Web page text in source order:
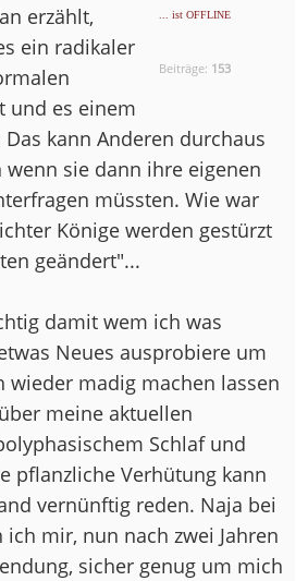
... ist OFFLINE
Beiträge: 153
erzählt,
ein radikaler
und es einem
kann Anderen durchaus
sie dann ihre eigenen
müssten. Wie war
Könige werden gestürzt
geändert"...
damit wem ich was
Neues ausprobiere um
wieder madig machen lassen
meine aktuellen
Schlaf und
pflanzliche Verhütung kann
vernünftig reden. Naja bei
mir, nun nach zwei Jahren
sicher genug um mich